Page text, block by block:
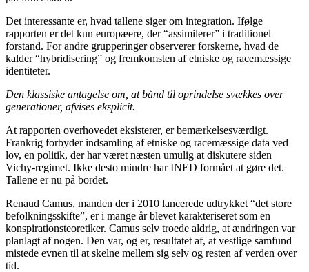
Det interessante er, hvad tallene siger om integration. Ifølge
rapporten er det kun europæere, der “assimilerer” i traditionel
forstand. For andre grupperinger observerer forskerne, hvad de
kalder “hybridisering” og fremkomsten af ​​etniske og racemæssige
identiteter.
Den klassiske antagelse om, at bånd til oprindelse svækkes over
generationer, afvises eksplicit.
At rapporten overhovedet eksisterer, er bemærkelsesværdigt.
Frankrig forbyder indsamling af etniske og racemæssige data ved
lov, en politik, der har været næsten umulig at diskutere siden
Vichy-regimet. Ikke desto mindre har INED formået at gøre det.
Tallene er nu på bordet.
Renaud Camus, manden der i 2010 lancerede udtrykket “det store
befolkningsskifte”, er i mange år blevet karakteriseret som en
konspirationsteoretiker. Camus selv troede aldrig, at ændringen var
planlagt af nogen. Den var, og er, resultatet af, at vestlige samfund
mistede evnen til at skelne mellem sig selv og resten af ​​verden over
tid.